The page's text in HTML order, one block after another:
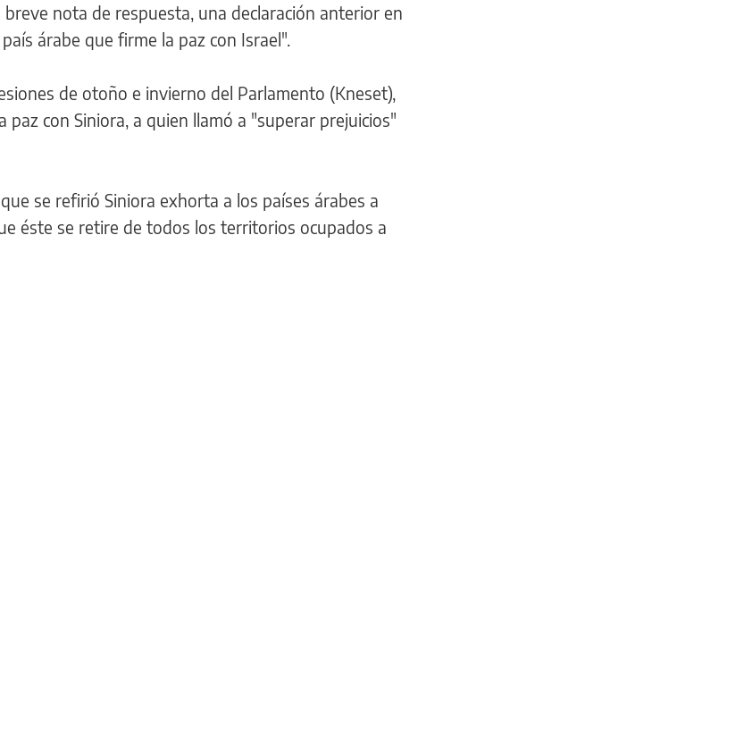
nota de respuesta, una declaración anterior en
árabe que firme la paz con Israel".
de otoño e invierno del Parlamento (Kneset),
con Siniora, a quien llamó a "superar prejuicios"
se refirió Siniora exhorta a los países árabes a
éste se retire de todos los territorios ocupados a